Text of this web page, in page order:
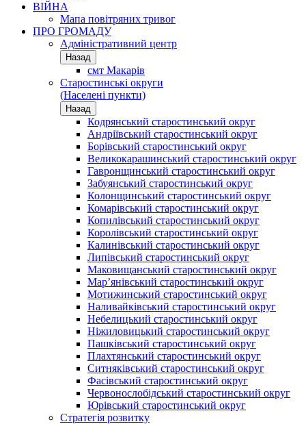
ВІЙНА
Мапа повітряних тривог
ПРО ГРОМАДУ
Aдміністративний центр
Назад
смт Макарів
Старостинські округи
(Населені пункти)
Назад
Кодрянський старостинський округ
Андріївський старостинський округ
Борівський старостинський округ
Великокарашинський старостинський округ
Гавронщинський старостинський округ
Забуянський старостинський округ
Колонщинський старостинський округ
Комарівський старостинський округ
Копилівський старостинський округ
Королівський старостинський округ
Калинівський старостинський округ
Липівський старостинський округ
Маковищанський старостинський округ
Мар’янівський старостинський округ
Мотижинський старостинський округ
Наливайківський старостинський округ
Небелицький старостинський округ
Ніжиловицький старостинський округ
Пашківський старостинський округ
Плахтянський старостинський округ
Ситняківський старостинський округ
Фасівський старостинський округ
Червонослобідський старостинський округ
Юрівський старостинський округ
Стратегія розвитку